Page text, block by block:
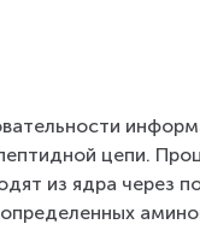
цепи.
из ядра через